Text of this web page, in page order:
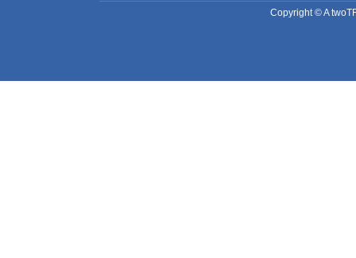
Copyright © A